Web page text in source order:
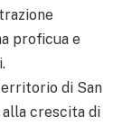
proficua e
di San
alla crescita di